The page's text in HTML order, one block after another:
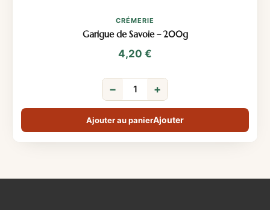
CRÉMERIE
Garigue de Savoie – 200g
4,20 €
− +
Ajouter au panier